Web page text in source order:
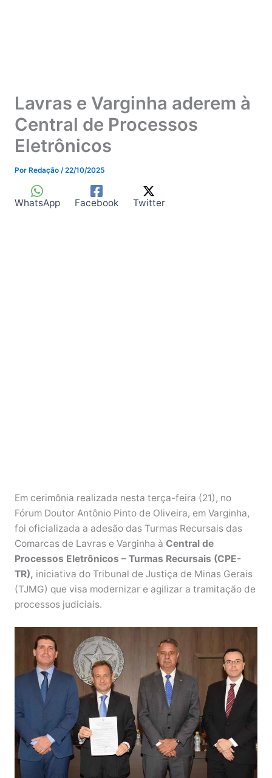
Lavras e Varginha aderem à
Central de Processos
Eletrônicos
Por Redação /22/10/2025
WhatsApp Facebook Twitter
Em cerimônia realizada nesta terça-feira (21), no
Fórum Doutor Antônio Pinto de Oliveira, em Varginha,
foi oficializada a adesão das Turmas Recursais das
Comarcas de Lavras e Varginha à Central de
Processos Eletrônicos – Turmas Recursais (CPE-
TR), iniciativa do Tribunal de Justiça de Minas Gerais
(TJMG) que visa modernizar e agilizar a tramitação de
processos judiciais.